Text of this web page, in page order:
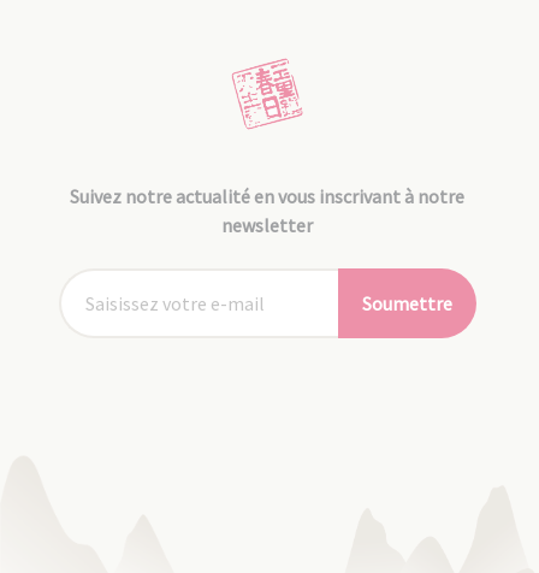
Suivez notre actualité en vous inscrivant à notre
newsletter
Soumettre